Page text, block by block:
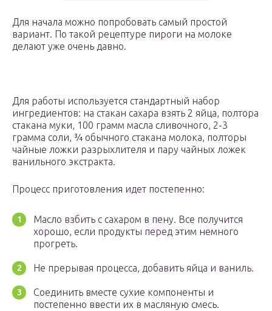
Для начала можно попробовать самый простой
вариант. По такой рецептуре пироги на молоке
делают уже очень давно.
Для работы используется стандартный набор
ингредиентов: на стакан сахара взять 2 яйца, полтора
стакана муки, 100 грамм масла сливочного, 2-3
грамма соли, ¾ обычного стакана молока, полторы
чайные ложки разрыхлителя и пару чайных ложек
ванильного экстракта.
Процесс приготовления идет постепенно:
Масло взбить с сахаром в пену. Все получится
хорошо, если продукты перед этим немного
прогреть.
Не прерывая процесса, добавить яйца и ваниль.
Соединить вместе сухие компоненты и
постепенно ввести их в масляную смесь.